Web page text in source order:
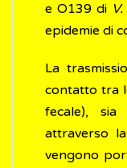
e O139 di
epidemie di
La
contatto tra
fecale),
attraverso
vengono